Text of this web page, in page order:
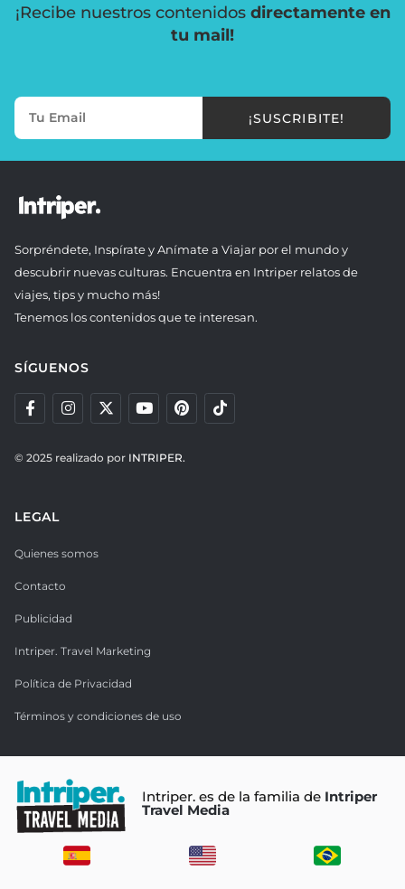
¡Recibe nuestros contenidos directamente en
tu mail!
¡SUSCRIBITE!
Sorpréndete, Inspírate y Anímate a Viajar por el mundo y
descubrir nuevas culturas. Encuentra en Intriper relatos de
viajes, tips y mucho más!
Tenemos los contenidos que te interesan.
SÍGUENOS
© 2025 realizado por INTRIPER.
LEGAL
Quienes somos
Contacto
Publicidad
Intriper. Travel Marketing
Política de Privacidad
Términos y condiciones de uso
Intriper. es de la familia de Intriper
Travel Media